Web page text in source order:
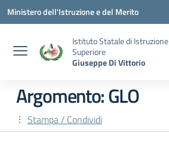
Vai ai contenuti
Vai al menu di navigazione
Vai al footer
Ministero dell'Istruzione e del Merito
Istituto Statale di Istruzione
Superiore
Giuseppe Di Vittorio
Argomento: GLO
Stampa / Condividi